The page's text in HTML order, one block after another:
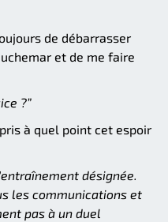
de débarrasser
et de me faire
?”
à quel point cet espoir
désignée.
les communications et
pas à un duel